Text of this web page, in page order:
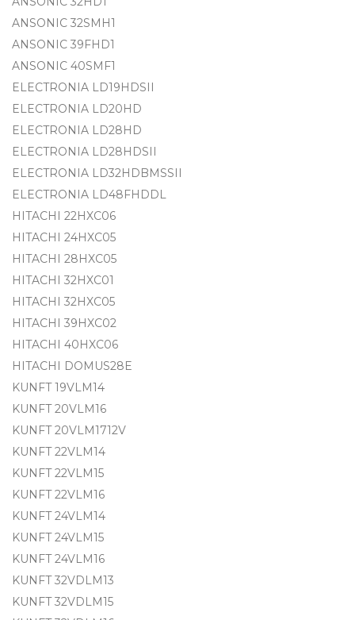
ANSONIC 32SMH1
ANSONIC 39FHD1
ANSONIC 40SMF1
ELECTRONIA LD19HDSII
ELECTRONIA LD20HD
ELECTRONIA LD28HD
ELECTRONIA LD28HDSII
ELECTRONIA LD32HDBMSSII
ELECTRONIA LD48FHDDL
HITACHI 22HXC06
HITACHI 24HXC05
HITACHI 28HXC05
HITACHI 32HXC01
HITACHI 32HXC05
HITACHI 39HXC02
HITACHI 40HXC06
HITACHI DOMUS28E
KUNFT 19VLM14
KUNFT 20VLM16
KUNFT 20VLM1712V
KUNFT 22VLM14
KUNFT 22VLM15
KUNFT 22VLM16
KUNFT 24VLM14
KUNFT 24VLM15
KUNFT 24VLM16
KUNFT 32VDLM13
KUNFT 32VDLM15